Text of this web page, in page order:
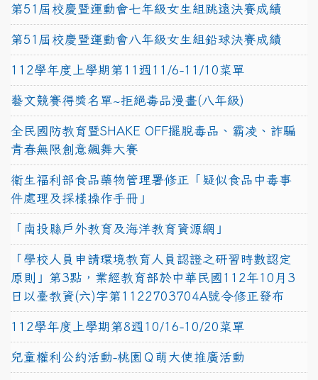
第51屆校慶暨運動會七年級女生組跳遠決賽成績
第51屆校慶暨運動會八年級女生組鉛球決賽成績
112學年度上學期第11週11/6-11/10菜單
藝文競賽得獎名單~拒絕毒品漫畫(八年級)
全民國防教育暨SHAKE OFF擺脫毒品、霸凌、詐騙
青春無限創意飆舞大賽
衛生福利部食品藥物管理署修正「疑似食品中毒事
件處理及採樣操作手冊」
「南投縣戶外教育及海洋教育資源網」
「學校人員申請環境教育人員認證之研習時數認定
原則」第3點，業經教育部於中華民國112年10月3
日以臺教資(六)字第1122703704A號令修正發布
112學年度上學期第8週10/16-10/20菜單
兒童權利公約活動-桃園Ｑ萌大使推廣活動